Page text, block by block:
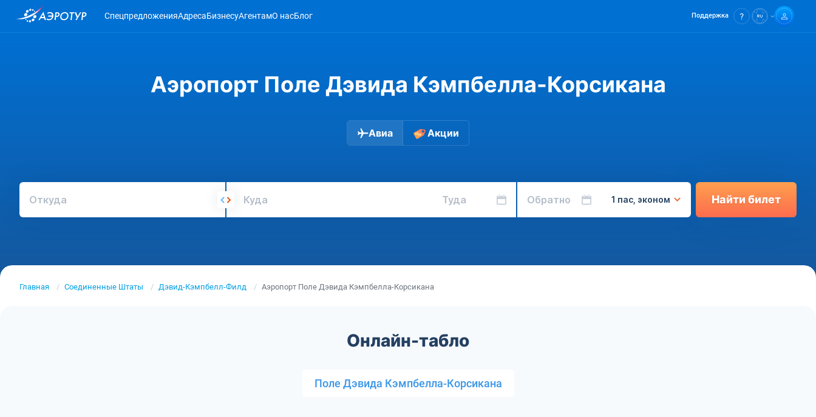
СпецпредложенияАдресаБизнесуАгентамО насБлог Поддержка
Аэропорт Поле Дэвида Кэмпбелла-Корсикана
Авиа Акции
Откуда Куда Туда Обратно 1 пас, эконом Найти билет
Главная Соединенные Штаты Дэвид-Кэмпбелл-Филд Аэропорт Поле Дэвида Кэмпбелла-Корсикана
Онлайн-табло
Поле Дэвида Кэмпбелла-Корсикана